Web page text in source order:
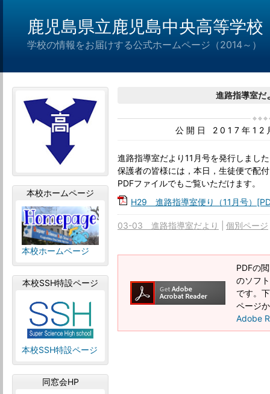
鹿児島県立鹿児島中央高等学校
学校の情報をお届けする公式ホームページ（2014～）
進路指導室だ
公開日 2017年12
進路指導室だより11月号を発行しまし
保護者の皆様には，本日，生徒便で配
PDFファイルでもご覧いただけます。
H29 進路指導室便り（11月号）
03-03 進路指導室だより 個別ページ
PDFの
のソフ
です。
ページ
Adobe
本校ホームページ
本校ホームページ
本校SSH特設ページ
本校SSH特設ページ
同窓会HP